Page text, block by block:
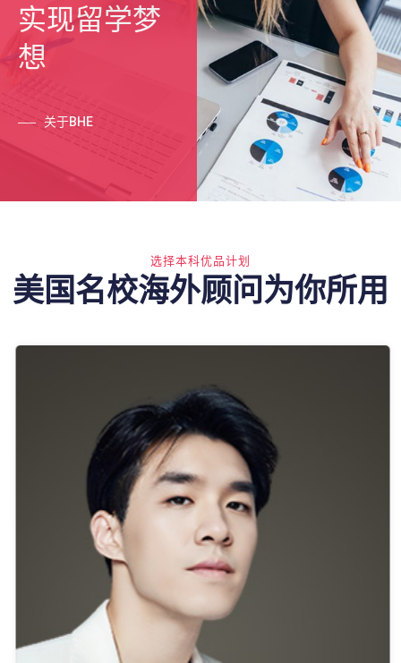
实现留学梦
想
关于BHE
选择本科优品计划
美国名校海外顾问为你所用